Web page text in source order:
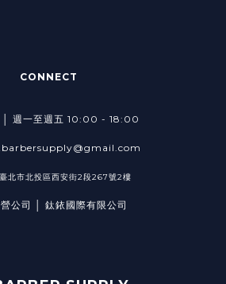
CONNECT
│ 週一至週五 10:00 - 18:00
臺北市北投區西安街2段267號2樓
公司 │ 鈦銥國際有限公司